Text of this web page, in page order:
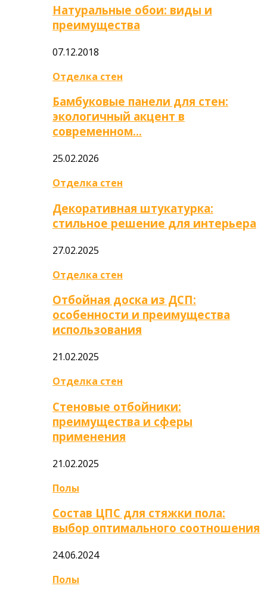
Натуральные обои: виды и
преимущества
07.12.2018
Отделка стен
Бамбуковые панели для стен:
экологичный акцент в
современном…
25.02.2026
Отделка стен
Декоративная штукатурка:
стильное решение для интерьера
27.02.2025
Отделка стен
Отбойная доска из ДСП:
особенности и преимущества
использования
21.02.2025
Отделка стен
Стеновые отбойники:
преимущества и сферы
применения
21.02.2025
Полы
Состав ЦПС для стяжки пола:
выбор оптимального соотношения
24.06.2024
Полы